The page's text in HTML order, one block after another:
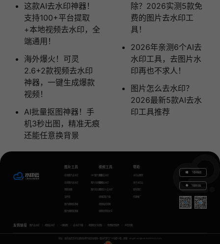
这款AI去水印神器！
支持100+平台提取
+本地视频去水印，全
端通用！
海外爆火！可灵
2.6+2款视频去水印
神器，一键生成爆款
视频！
AI批量抠图神器！手
机3秒出图，精准无痕
还能任意换背景
除？2026实测5款免
费的图片去水印工
具！
2026年亲测6个AI去
水印工具，去图片水
印再也不求人！
图片怎么去水印？
2026最新5款AI去水
印工具推荐
图片工具
在线图片去水印
在线图片加水印
智能抠图
证件照
图片模糊变清晰
图片模糊变清晰
GIF图片生成
图片无损放大
图片转文字
视频工具
视频去水印
视频加水印
视频怎么去水印
视频提取下载
视频格式转换
视频语音转文字
帮助
水印云教程
关于水印云
联系我们
代理推广
下载电脑版
下载移动端
友情链接 图片去水印 视频去水印 一键抠图 去水印下载 视频转文字提取 免费配音软件 声音克隆
地址：湖北省武汉市东湖新技术开发区关南园一路当代梦工厂4号楼10楼，邮箱：yinglin.wu@udreamtech.com